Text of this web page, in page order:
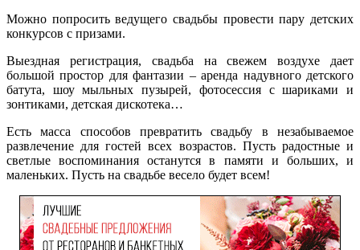
Можно попросить ведущего свадьбы провести пару детских
конкурсов с призами.
Выездная регистрация, свадьба на свежем воздухе дает
большой простор для фантазии – аренда надувного детского
батута, шоу мыльных пузырей, фотосессия с шариками и
зонтиками, детская дискотека…
Есть масса способов превратить свадьбу в незабываемое
развлечение для гостей всех возрастов. Пусть радостные и
светлые воспоминания останутся в памяти и больших, и
маленьких. Пусть на свадьбе весело будет всем!